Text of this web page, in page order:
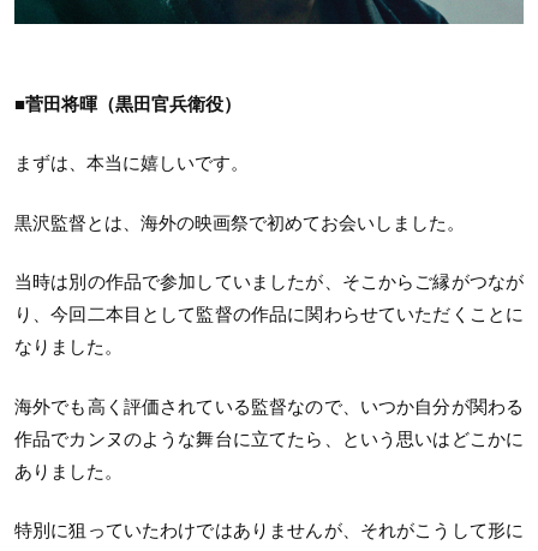
■菅田将暉（黒田官兵衛役）
まずは、本当に嬉しいです。
黒沢監督とは、海外の映画祭で初めてお会いしました。
当時は別の作品で参加していましたが、そこからご縁がつなが
り、今回二本目として監督の作品に関わらせていただくことに
なりました。
海外でも高く評価されている監督なので、いつか自分が関わる
作品でカンヌのような舞台に立てたら、という思いはどこかに
ありました。
特別に狙っていたわけではありませんが、それがこうして形に